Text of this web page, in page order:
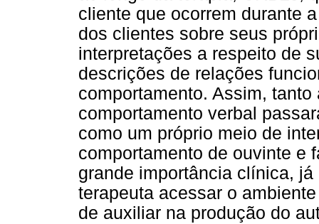
cliente que ocorrem durante
dos clientes sobre seus
interpretações a respeito de
descrições de relações
comportamento. Assim,
comportamento verbal
como um próprio meio de
comportamento de ouvinte e
grande importância clínica,
terapeuta acessar o
de auxiliar na produção do